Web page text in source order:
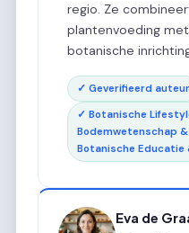
regio. Ze
plantenvoeding
botanische
✓ Geverifieerd auteur
✓ Botanische
Bodemwetenschap
Botanische Educatie
Eva de